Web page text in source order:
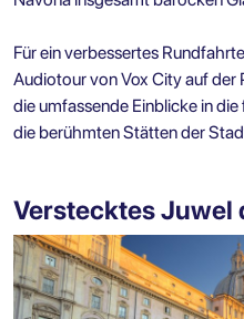
Für ein verbessertes
Audiotour von Vox City auf der
die umfassende Einblicke in
die berühmten Stätten der
Verstecktes Juwel